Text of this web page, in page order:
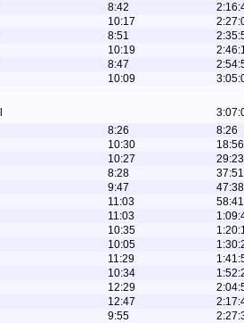
8:42
10:17
8:51
10:19
8:47
10:09
8:26
8:26
10:30
18:56
10:27
29:23
8:28
37:51
9:47
47:38
11:03
58:41
11:03
10:35
10:05
11:29
10:34
12:29
12:47
9:55